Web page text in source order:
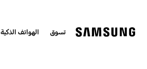
تسوق الهواتف الذكية